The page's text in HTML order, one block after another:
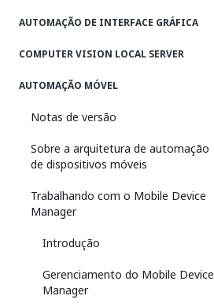
AUTOMAÇÃO DE INTERFACE GRÁFICA
COMPUTER VISION LOCAL SERVER
AUTOMAÇÃO MÓVEL
Notas de versão
Sobre a arquitetura de automação
de dispositivos móveis
Trabalhando com o Mobile Device
Manager
Introdução
Gerenciamento do Mobile Device
Manager